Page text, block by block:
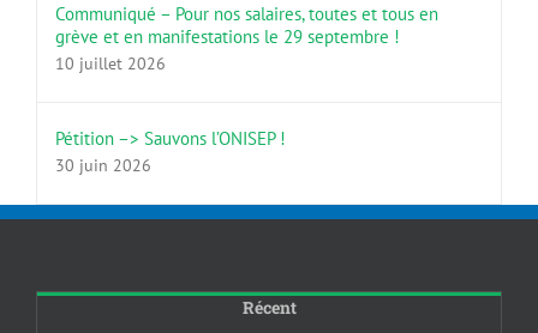
Communiqué – Pour nos salaires, toutes et tous en
grève et en manifestations le 29 septembre !
10 juillet 2026
Pétition –> Sauvons l’ONISEP !
30 juin 2026
Récent